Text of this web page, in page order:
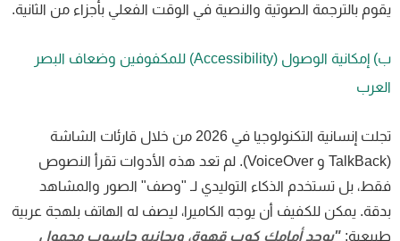
بالترجمة الصوتية والنصية في الوقت الفعلي بأجزاء من الثانية.
ب) إمكانية الوصول (Accessibility) للمكفوفين وضعاف البصر
تجلت إنسانية التكنولوجيا في 2026 من خلال قارئات الشاشة
(TalkBack و VoiceOver). لم تعد هذه الأدوات تقرأ النصوص
بل تستخدم الذكاء التوليدي لـ "وصف" الصور والمشاهد
يمكن للكفيف أن يوجه الكاميرا، ليصف له الهاتف بلهجة عربية
"يوجد أمامك كوب قهوة، وبجانبه حاسوب محمول